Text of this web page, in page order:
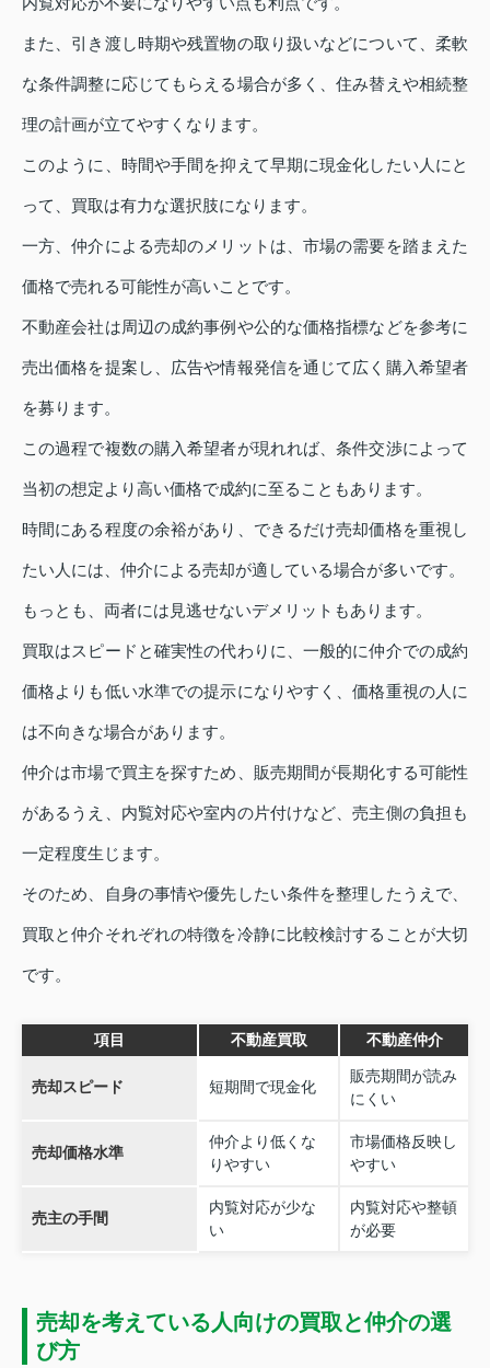
また、引き渡し時期や残置物の取り扱いなどについて、柔軟
な条件調整に応じてもらえる場合が多く、住み替えや相続整
理の計画が立てやすくなります。
このように、時間や手間を抑えて早期に現金化したい人にと
って、買取は有力な選択肢になります。
一方、仲介による売却のメリットは、市場の需要を踏まえた
価格で売れる可能性が高いことです。
不動産会社は周辺の成約事例や公的な価格指標などを参考に
売出価格を提案し、広告や情報発信を通じて広く購入希望者
を募ります。
この過程で複数の購入希望者が現れれば、条件交渉によって
当初の想定より高い価格で成約に至ることもあります。
時間にある程度の余裕があり、できるだけ売却価格を重視し
たい人には、仲介による売却が適している場合が多いです。
もっとも、両者には見逃せないデメリットもあります。
買取はスピードと確実性の代わりに、一般的に仲介での成約
価格よりも低い水準での提示になりやすく、価格重視の人に
は不向きな場合があります。
仲介は市場で買主を探すため、販売期間が長期化する可能性
があるうえ、内覧対応や室内の片付けなど、売主側の負担も
一定程度生じます。
そのため、自身の事情や優先したい条件を整理したうえで、
買取と仲介それぞれの特徴を冷静に比較検討することが大切
です。
項目 不動産買取 不動産仲介
売却スピード 短期間で現金化
販売期間が読み
にくい
売却価格水準
仲介より低くな
りやすい
市場価格反映し
やすい
売主の手間
内覧対応が少な
い
内覧対応や整頓
が必要
売却を考えている人向けの買取と仲介の選
び方